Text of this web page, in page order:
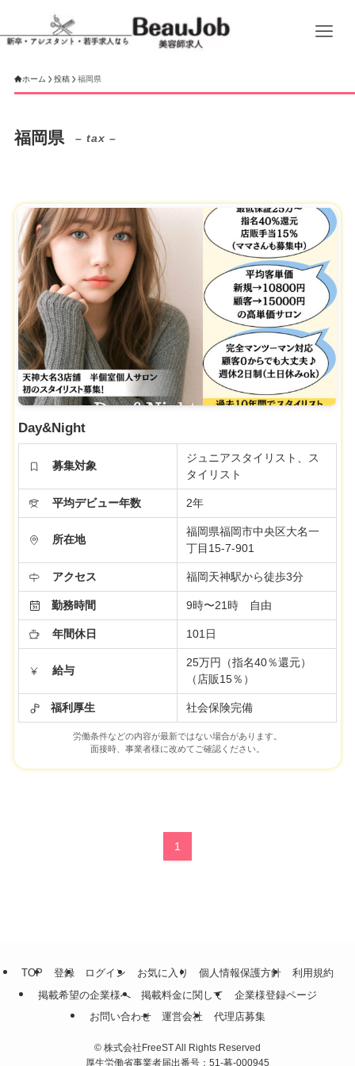
ホーム 投稿 福岡県
福岡県 – tax –
Day&Night
募集対象
ジュニアスタイリスト、ス
タイリスト
平均デビュー年数 2年
所在地
福岡県福岡市中央区大名一
丁目15-7-901
アクセス 福岡天神駅から徒歩3分
勤務時間 9時〜21時 自由
年間休日 101日
給与
25万円（指名40％還元）
（店販15％）
福利厚生 社会保険完備
労働条件などの内容が最新ではない場合があります。
面接時、事業者様に改めてご確認ください。
1
TOP 登録 ログイン お気に入り 個人情報保護方針
利用規約
掲載希望の企業様へ
掲載料金に関して
企業様登録ページ
お問い合わせ
運営会社 代理店募集
© 株式会社FreeST All Rights Reserved
厚生労働省事業者届出番号：51-募-000945